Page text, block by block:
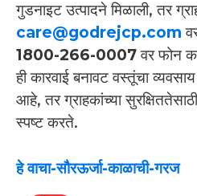
गुडनाइट उत्पादने मिळाली, तर
care@godrejcp.com
1800-266-0007वर फोन
ही कारवाई बनावट वस्तूंचा
आहे, तर ग्राहकांच्या
स्पष्ट करते.
हे वाचा-सौरऊर्जा-काळाची-गरज